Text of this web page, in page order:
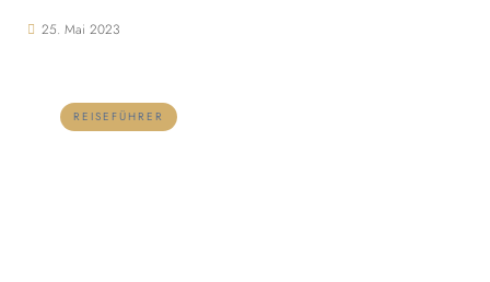
25. Mai 2023
REISEFÜHRER